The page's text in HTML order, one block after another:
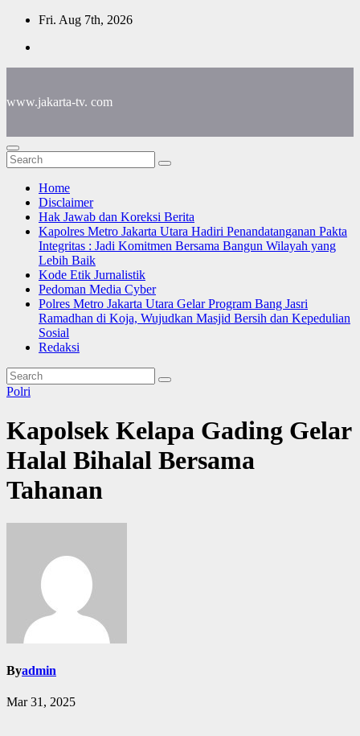
Skip
content
Fri. Aug 7th, 2026
www.jakarta-tv. com
Home
Disclaimer
Hak Jawab dan Koreksi Berita
Kapolres Metro Jakarta Utara Hadiri Penandatanganan Pakta
Integritas : Jadi Komitmen Bersama Bangun Wilayah yang
Lebih Baik
Kode Etik Jurnalistik
Pedoman Media Cyber
Polres Metro Jakarta Utara Gelar Program Bang Jasri
Ramadhan di Koja, Wujudkan Masjid Bersih dan Kepedulian
Sosial
Redaksi
Polri
Kapolsek Kelapa Gading Gelar
Halal Bihalal Bersama
Tahanan
Byadmin
Mar 31, 2025